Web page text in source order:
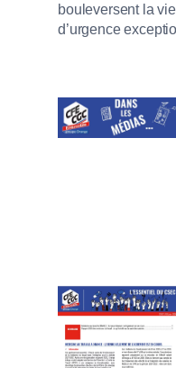
bouleversent la
d’urgence